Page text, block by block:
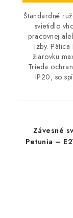
Štandardné
svietidlo
pracovnej
izby. Pätica
žiarovku
Trieda
IP20, so
Závesné
Petunia –